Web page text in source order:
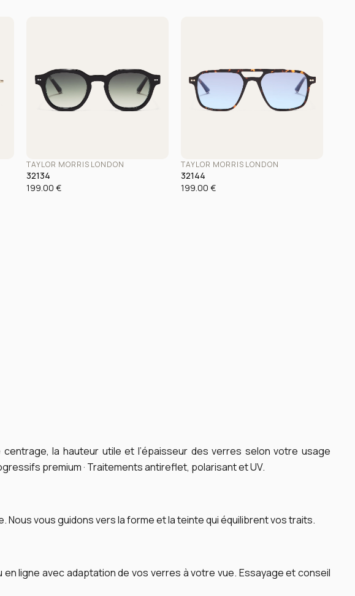
TAYLOR MORRIS LONDON
32134
199.00 €
TAYLOR MORRIS LONDON
32144
199.00 €
la hauteur utile et l’épaisseur des verres selon votre usage
premium · Traitements antireflet, polarisant et UV.
vous guidons vers la forme et la teinte qui équilibrent vos traits.
en ligne avec adaptation de vos verres à votre vue. Essayage et conseil